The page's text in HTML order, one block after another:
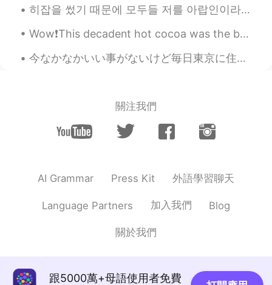
koji 2020.07.20 21:02
JP EN
とても似合ってます🎵いいね👍️
히잡을 썼기 때문에 모두들 저를 아랍인이라고 생각하지만 저는 터키 사람이에용 🇹🇷🇹🇷🇹🇷 ヒジャブを着ているので、みんな私がアラブ人だと思っているが、私はトルコ人だ 🇹🇷🇹🇷🇹🇷 ...
Wow❗️This decadent hot cocoa was the b🤎mb.🍫 I discovered this delightful, antique plate in the ...
今なかなかいい事がないけど毎日東京に住めるのは感謝する。本当にこういう人生を想像もできなかった。 I came from absolutely nothing. だから、一生懸命に生きている。...
關注我們
AI Grammar Press Kit 外語學習聊天
Language Partners 加入我們 Blog
關於我們
跟5000萬+母語使用者免費